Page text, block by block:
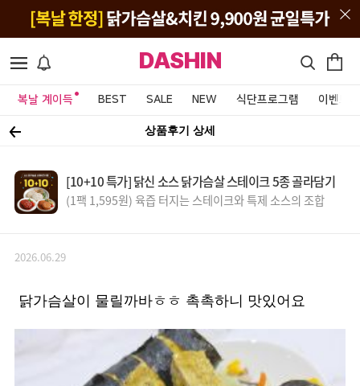
DASHIN
복날 계이득 BEST SALE NEW 식단프로그램 이벤트&
상품후기 상세
[10+10 특가] 닭신 소스 닭가슴살 스테이크 5종 골라담기
(1팩 1,595원) 육즙 터지는 스테이크와 특제 소스의 조합
2026.06.29
닭가슴살이 물릴까바ㅎㅎ 촉촉하니 맛있어요